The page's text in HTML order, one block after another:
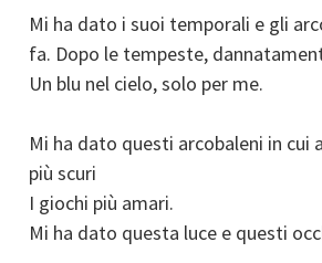
Mi ha dato i suoi temporali e gli
fa. Dopo le tempeste,
Un blu nel cielo, solo per me.
Mi ha dato questi arcobaleni in
più scuri
I giochi più amari.
Mi ha dato questa luce e questi